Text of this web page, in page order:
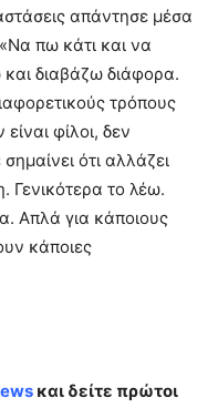
απάντησε μέσα
πω κάτι και να
και διαβάζω διάφορα.
τρόπους
φίλοι, δεν
ότι αλλάζει
Γενικότερα το λέω.
Απλά για κάποιους
κάποιες
και δείτε πρώτοι